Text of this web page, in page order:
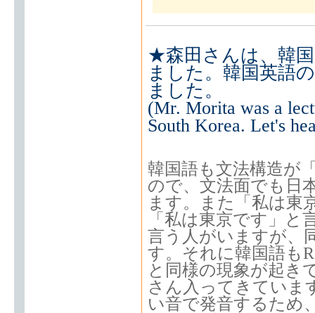
★森田さんは、韓
ました。韓国英語
ました。
(Mr. Morita was a
South Korea. Let's
韓国語も文法構造が
ので、文法面でも日
ます。また「私は東
「私は東京です」と
言う人がいますが、
す。それに韓国語も
と同様の現象が起き
さん入ってきていま
い音で発音するため